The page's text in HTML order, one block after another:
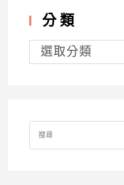
分類
分
類選取分類
Search
for: